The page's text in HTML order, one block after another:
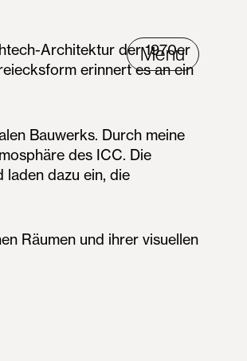
Menu
Architektur der 1970er
erinnert es an ein
Bauwerks. Durch meine
des ICC. Die
laden dazu ein, die
Räumen und ihrer visuellen